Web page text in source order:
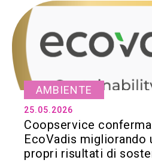
AMBIENTE
25.05.2026
Coopservice
EcoVadis migliorando
propri risultati di